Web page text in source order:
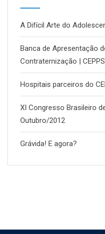
A Difícil Arte do Adolescer
Banca de Apresentação
Contraternização |
Hospitais parceiros do
XI Congresso Brasileiro
Outubro/2012
Grávida! E agora?